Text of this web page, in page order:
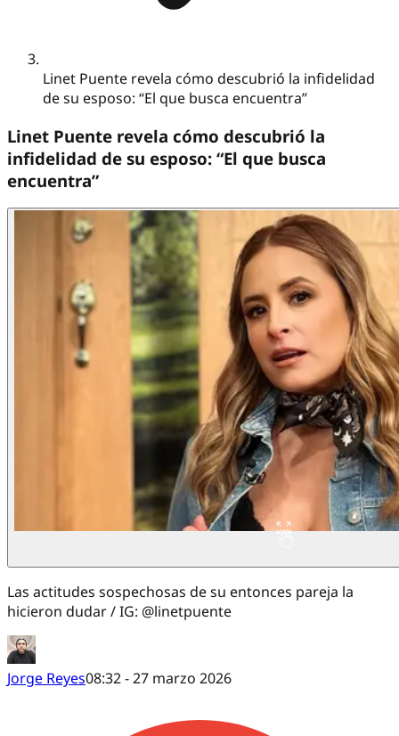
Linet Puente revela cómo descubrió la infidelidad
de su esposo: “El que busca encuentra”
Linet Puente revela cómo descubrió la
infidelidad de su esposo: “El que busca
encuentra”
Las actitudes sospechosas de su entonces pareja la
hicieron dudar / IG: @linetpuente
Jorge Reyes08:32 - 27 marzo 2026